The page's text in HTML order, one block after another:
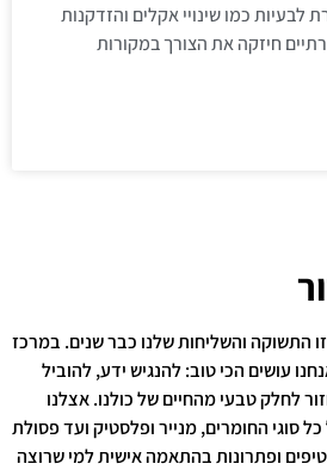
לבעיות כמו שינויי אקלים והזדקנות
חיזקה את הצורך במקורות
זו התשוקה והשליחות שלנו כבר שנים. במרכז
עושים הכי טוב: להנגיש ידע, להוביל
לחלק טבעי מהחיים של כולנו. אצלנו
סוגי החומרים, מנייר ופלסטיק ועד פסולת
ופתרונות בהתאמה אישית למי שרוצה